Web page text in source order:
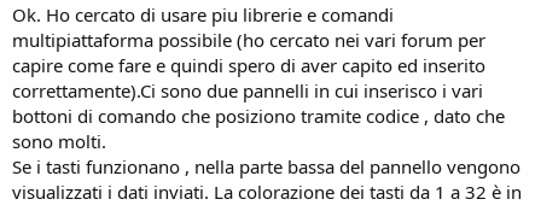
Ok. Ho cercato di usare piu librerie e comandi
multipiattaforma possibile (ho cercato nei vari forum per
capire come fare e quindi spero di aver capito ed inserito
correttamente).Ci sono due pannelli in cui inserisco i vari
bottoni di comando che posiziono tramite codice , dato che
sono molti.
Se i tasti funzionano , nella parte bassa del pannello vengono
visualizzati i dati inviati. La colorazione dei tasti da 1 a 32 è in